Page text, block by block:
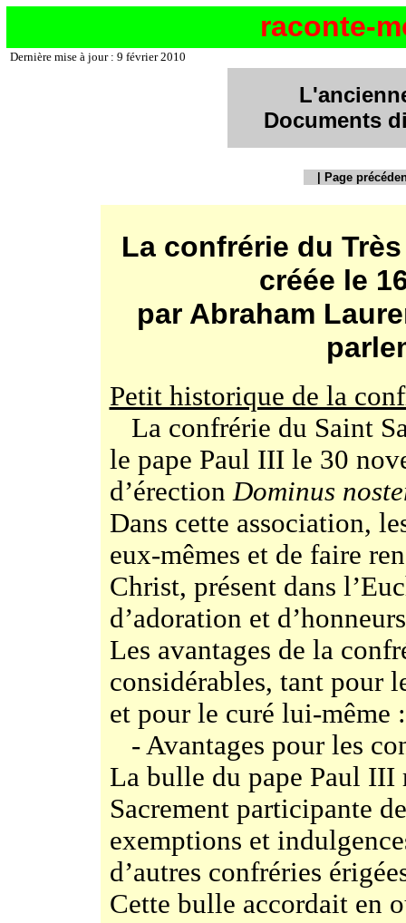
raconte-
Dernière mise à jour : 9 février 2010
Documents
Page
La confrérie du
créée le
par Abraham
Petit historique de la
La confrérie du Saint
le pape Paul III le 30
d’érectionDominus
Dans cette association,
eux-mêmes et de faire
Christ, présent dans
d’adoration et
Les avantages de la
considérables, tant pour
et pour le curé lui-même :
- Avantages pour les
La bulle du pape Paul III
Sacrement participante
exemptions et
d’autres confréries
Cette bulle accordait en